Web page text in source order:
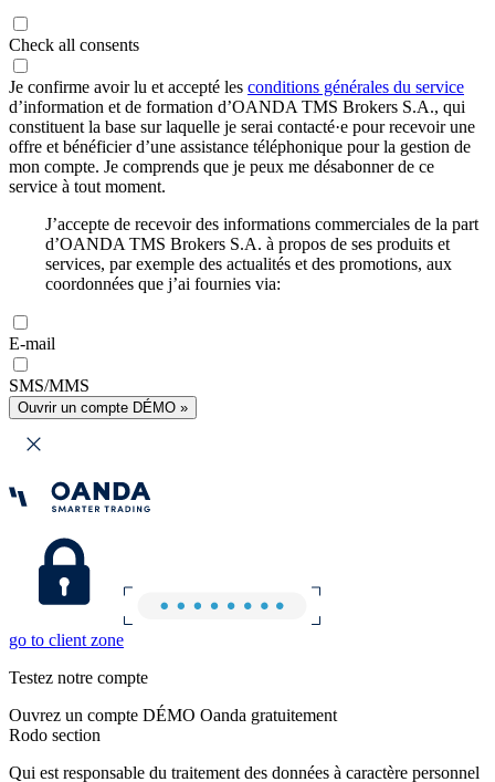
Check all consents
Je confirme avoir lu et accepté les conditions générales du service
d’information et de formation d’OANDA TMS Brokers S.A., qui
constituent la base sur laquelle je serai contacté·e pour recevoir une
offre et bénéficier d’une assistance téléphonique pour la gestion de
mon compte. Je comprends que je peux me désabonner de ce
service à tout moment.
J’accepte de recevoir des informations commerciales de la part
d’OANDA TMS Brokers S.A. à propos de ses produits et
services, par exemple des actualités et des promotions, aux
coordonnées que j’ai fournies via:
E-mail
SMS/MMS
Ouvrir un compte DÉMO »
go to client zone
Testez notre compte
Ouvrez un compte DÉMO Oanda gratuitement
Rodo section
Qui est responsable du traitement des données à caractère personnel